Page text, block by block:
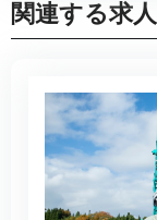
関連する求人